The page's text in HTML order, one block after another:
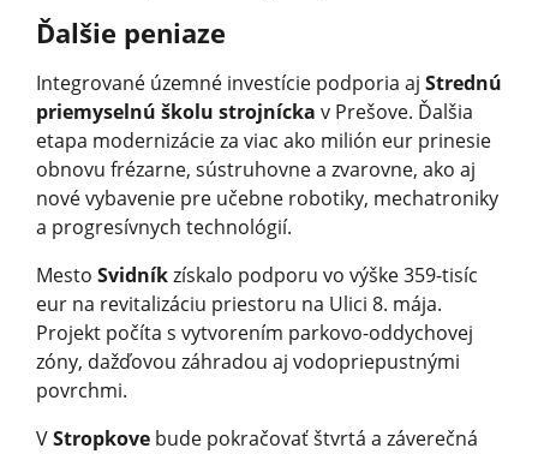
Ďalšie peniaze
Integrované územné investície podporia aj Strednú
priemyselnú školu strojnícka v Prešove. Ďalšia
etapa modernizácie za viac ako milión eur prinesie
obnovu frézarne, sústruhovne a zvarovne, ako aj
nové vybavenie pre učebne robotiky, mechatroniky
a progresívnych technológií.
Mesto Svidníkzískalo podporu vo výške 359-tisíc
eur na revitalizáciu priestoru na Ulici 8. mája.
Projekt počíta s vytvorením parkovo-oddychovej
zóny, dažďovou záhradou aj vodopriepustnými
povrchmi.
VStropkove bude pokračovať štvrtá a záverečná